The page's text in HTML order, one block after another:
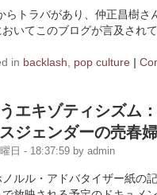
らトラバがあり、仲正昌樹さ
いてこのブログが言及されて
in backlash, pop culture |
エキゾティシズム
スジェンダーの売春
日 - 18:37:59 by admin
ノルル・アドバタイザー紙の